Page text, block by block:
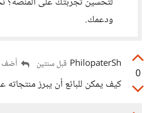
ودعمك.
0
PhilopaterSh قبل سنتين أضف
كيف يمكن للبائع أن يبرز منتجاته